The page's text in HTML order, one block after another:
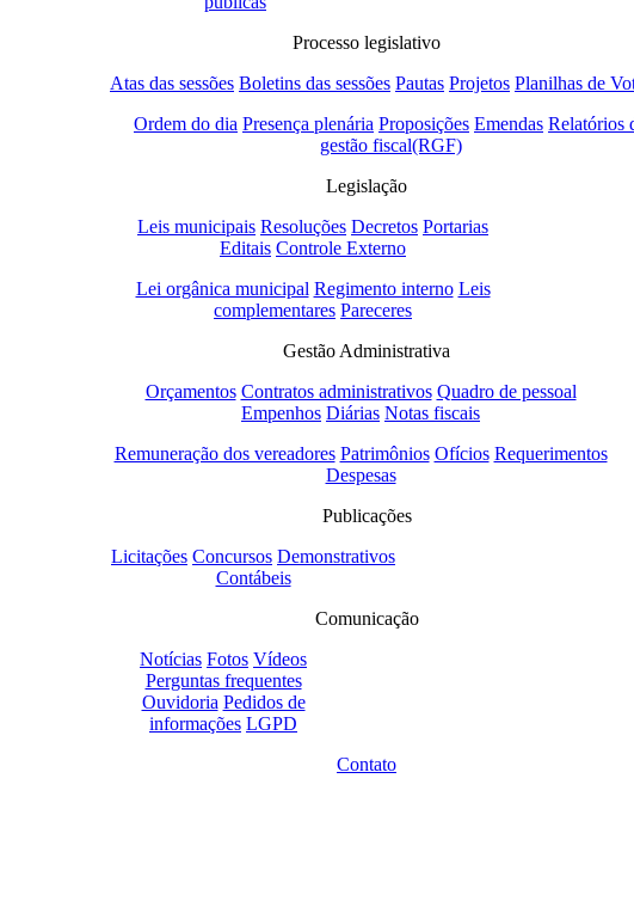
Processo legislativo
Atas das sessões Boletins das sessões Pautas Projetos Planilhas de
Ordem do dia Presença plenária Proposições Emendas Relatórios
gestão fiscal(RGF)
Legislação
Leis municipais Resoluções Decretos Portarias
Editais Controle Externo
Lei orgânica municipal Regimento interno Leis
complementares Pareceres
Gestão Administrativa
Orçamentos Contratos administrativos Quadro de pessoal
Empenhos Diárias Notas fiscais
Remuneração dos vereadores Patrimônios Ofícios Requerimentos
Despesas
Publicações
Licitações Concursos Demonstrativos
Contábeis
Comunicação
Notícias Fotos Vídeos
Perguntas frequentes
Ouvidoria Pedidos de
informações LGPD
Contato